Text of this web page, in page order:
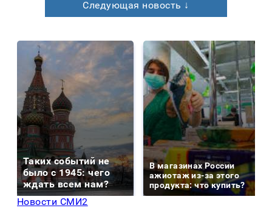
Следующая новость ↓
Таких событий не
было с 1945: чего
ждать всем нам?
В магазинах России
ажиотаж из-за этого
продукта: что купить?
Новости СМИ2